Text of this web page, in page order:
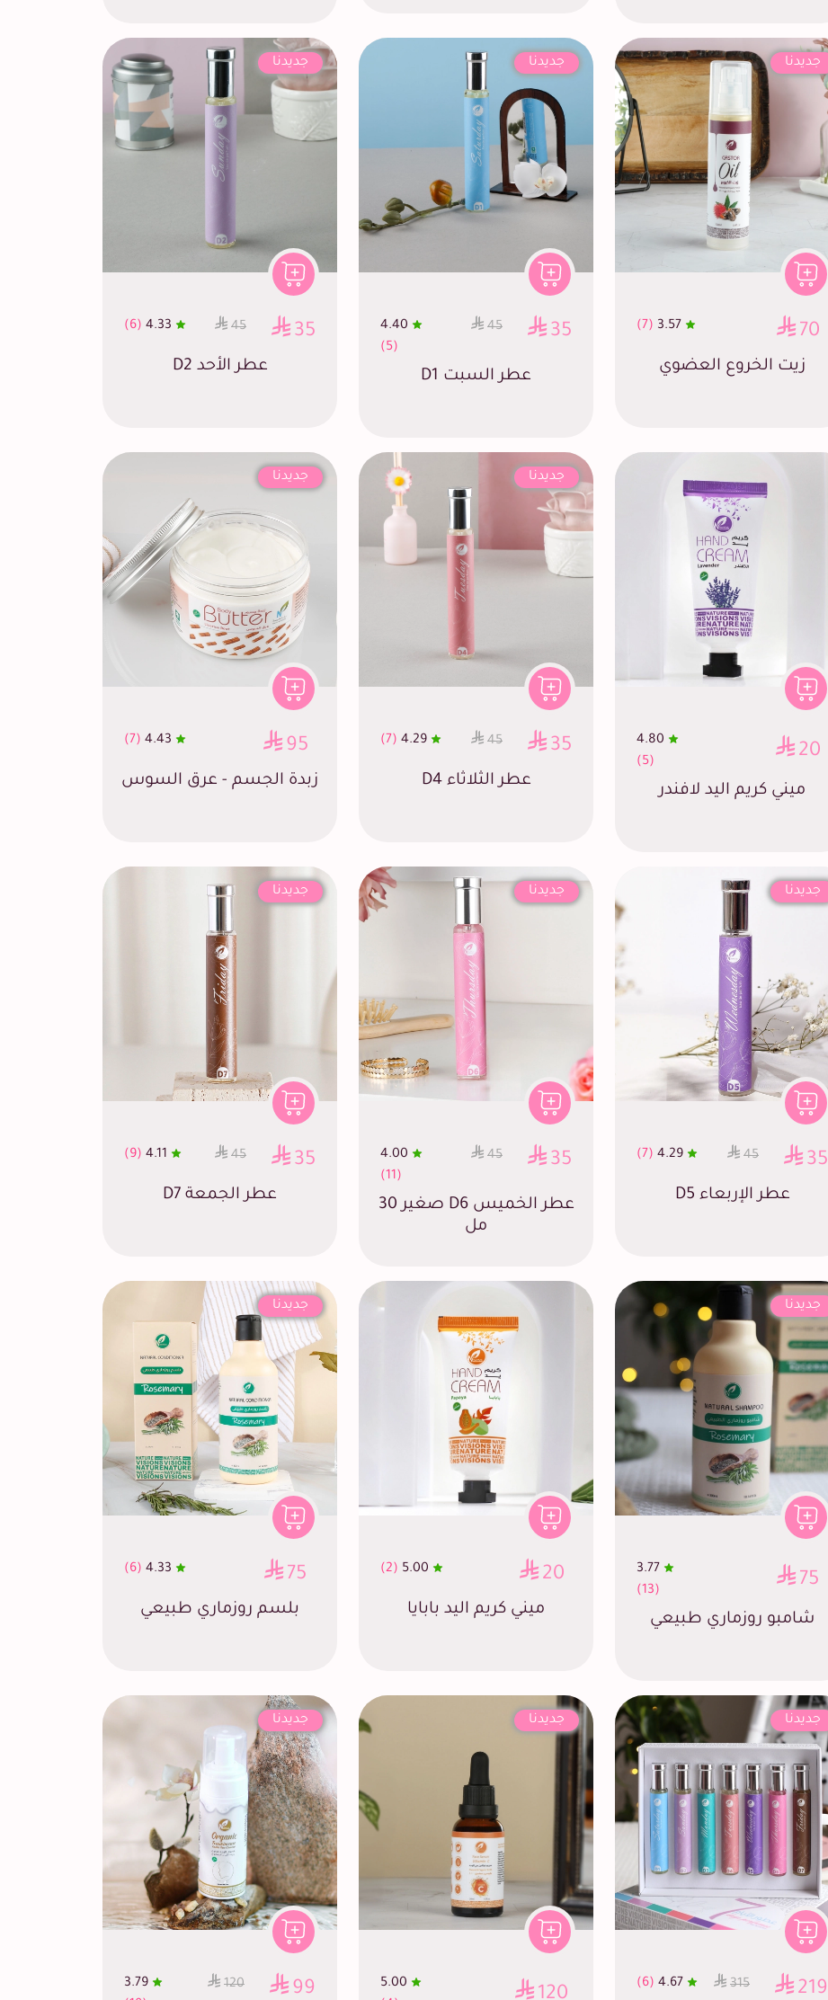
جديدنا
70
3.57
(7)
زيت الخروع العضوي
جديدنا
35
45
4.40
(5)
عطر السبت D1
جديدنا
35
45
4.33
(6)
عطر الأحد D2
20
4.80
(5)
ميني كريم اليد لافندر
جديدنا
35
45
4.29
(7)
عطر الثلاثاء D4
جديدنا
95
4.43
(7)
زبدة الجسم - عرق السوس
جديدنا
35
45
4.29
(7)
عطر الإربعاء D5
جديدنا
35
45
4.00
(11)
عطر الخميس D6 صغير 30
مل
جديدنا
35
45
4.11
(9)
عطر الجمعة D7
جديدنا
75
3.77
(13)
شامبو روزماري طبيعي
20
5.00
(2)
ميني كريم اليد بابايا
جديدنا
75
4.33
(6)
بلسم روزماري طبيعي
جديدنا
219
315
4.67
(6)
جديدنا
120
5.00
جديدنا
99
120
3.79